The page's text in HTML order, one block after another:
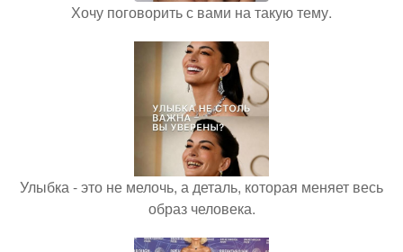
Хочу поговорить с вами на такую тему.
Улыбка - это не мелочь, а деталь, которая меняет весь
образ человека.